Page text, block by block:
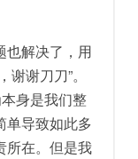
解决了，用
谢刀刀”。
身是我们整
单导致如此多
所在。但是我